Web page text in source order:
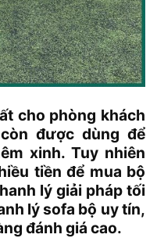
cho phòng khách
được dùng để
xinh. Tuy nhiên
tiền để mua bộ
lý giải pháp tối
lý sofa bộ uy tín,
đánh giá cao.